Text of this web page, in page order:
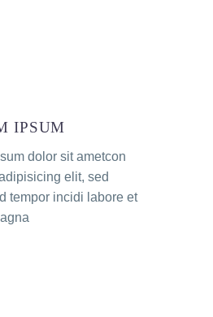
IPSUM
dolor sit ametcon
elit, sed
tempor incidi labore et